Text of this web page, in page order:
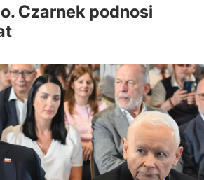
Czarnek podnosi